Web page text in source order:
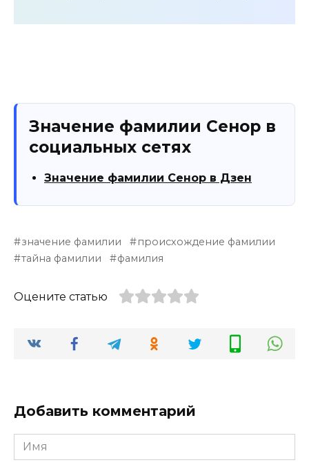
Значение фамилии Сенор в
социальных сетях
Значение фамилии Сенор в Дзен
значение фамилии
происхождение фамилии
тайна фамилии
фамилия
Оцените статью
Добавить комментарий
Имя
*